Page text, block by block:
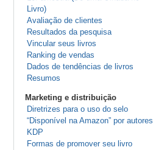
Livro)
Avaliação de clientes
Resultados da pesquisa
Vincular seus livros
Ranking de vendas
Dados de tendências de livros
Resumos
Marketing e distribuição
Diretrizes para o uso do selo
“Disponível na Amazon” por autores
KDP
Formas de promover seu livro